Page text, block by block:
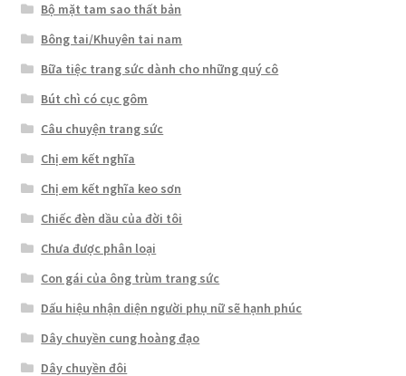
Bộ mặt tam sao thất bản
Bông tai/Khuyên tai nam
Bữa tiệc trang sức dành cho những quý cô
Bút chì có cục gôm
Câu chuyện trang sức
Chị em kết nghĩa
Chị em kết nghĩa keo sơn
Chiếc đèn dầu của đời tôi
Chưa được phân loại
Con gái của ông trùm trang sức
Dấu hiệu nhận diện người phụ nữ sẽ hạnh phúc
Dây chuyền cung hoàng đạo
Dây chuyền đôi